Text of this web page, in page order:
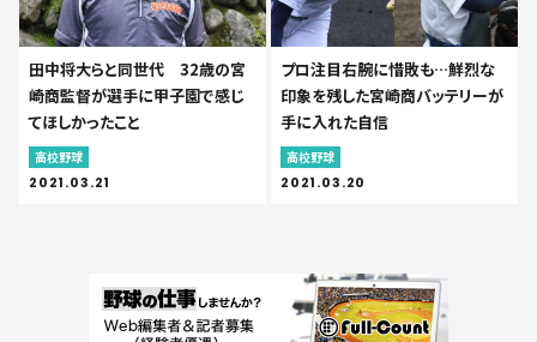
田中将大らと同世代 32歳の宮
崎商監督が選手に甲子園で感じ
てほしかったこと
高校野球
2021.03.21
プロ注目右腕に惜敗も…鮮烈な
印象を残した宮崎商バッテリーが
手に入れた自信
高校野球
2021.03.20